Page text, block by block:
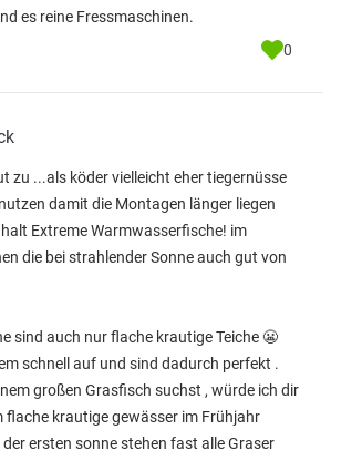
es reine Fressmaschinen.
0
zu ...als köder vielleicht eher tiegernüsse
damit die Montagen länger liegen
Extreme Warmwasserfische! im
die bei strahlender Sonne auch gut von
sind auch nur flache krautige Teiche 😬
schnell auf und sind dadurch perfekt .
großen Grasfisch suchst , würde ich dir
flache krautige gewässer im Frühjahr
ersten sonne stehen fast alle Graser